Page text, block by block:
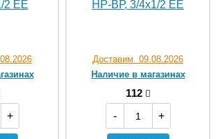
2 EE
+
НР-ВР, 3/4х1/2 EE
Доставим 09.08.2026
Наличие в магазинах
112
-
+